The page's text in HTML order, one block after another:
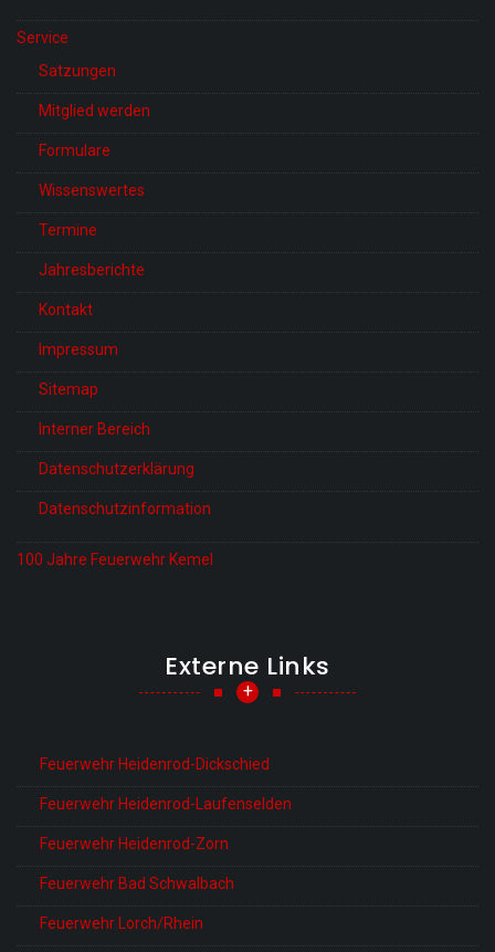
Service
Satzungen
Mitglied werden
Formulare
Wissenswertes
Termine
Jahresberichte
Kontakt
Impressum
Sitemap
Interner Bereich
Datenschutzerklärung
Datenschutzinformation
100 Jahre Feuerwehr Kemel
Externe Links
+
Feuerwehr Heidenrod-Dickschied
Feuerwehr Heidenrod-Laufenselden
Feuerwehr Heidenrod-Zorn
Feuerwehr Bad Schwalbach
Feuerwehr Lorch/Rhein